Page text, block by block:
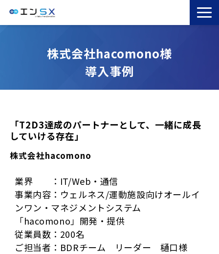
エンSXとは
サービス一覧
セミナー
株式会社hacomono様
導入事例
「T2D3達成のパートナーとして、一緒に成長
していける存在」
株式会社hacomono
業界 ：IT/Web・通信
事業内容：ウェルネス/運動施設向けオールイ
ンワン・マネジメントシステム
「hacomono」開発・提供
従業員数：200名
ご担当者：BDRチーム リーダー 樋口様